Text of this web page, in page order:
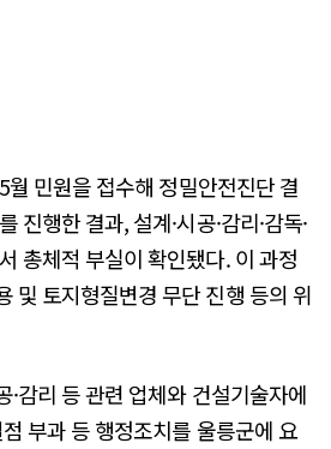
민원을 접수해 정밀안전진단 결
진행한 결과, 설계·시공·감리·감독·
총체적 부실이 확인됐다. 이 과정
및 토지형질변경 무단 진행 등의 위
·감리 등 관련 업체와 건설기술자에
부과 등 행정조치를 울릉군에 요